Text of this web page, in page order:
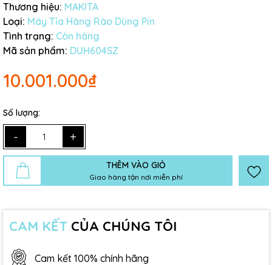
Thương hiệu: MAKITA
Loại: Máy Tỉa Hàng Rào Dùng Pin
Tình trạng: Còn hàng
Mã sản phẩm: DUH604SZ
10.001.000₫
Số lượng:
- +
THÊM VÀO GIỎ
Giao hàng tận nơi miễn phí
CAM KẾT CỦA CHÚNG TÔI
Cam kết 100% chính hãng